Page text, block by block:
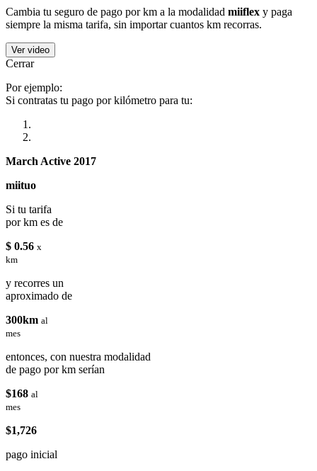
Cambia tu seguro de pago por km a la modalidad miiflex y paga
siempre la misma tarifa, sin importar cuantos km recorras.
Ver video
Cerrar
Por ejemplo:
Si contratas tu pago por kilómetro para tu:
March Active 2017
miituo
Si tu tarifa
por km es de
$ 0.56 x
km
y recorres un
aproximado de
300km al
mes
entonces, con nuestra modalidad
de pago por km serían
$168 al
mes
$1,726
pago inicial